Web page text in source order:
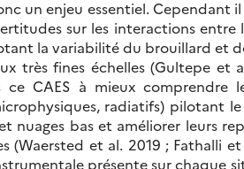
un enjeu essentiel. Cependant
sur les interactions entre
la variabilité du brouillard et
très fines échelles (Gultepe et
ce CAES à mieux comprendre
radiatifs) pilotant
nuages bas et améliorer leurs
(Waersted et al. 2019 ; Fathalli
présente sur chaque